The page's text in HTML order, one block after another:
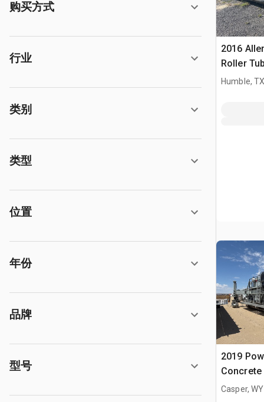
购买方式
行业
类别
类型
位置
年份
品牌
型号
2016
Roller
Humble,
2019
Concrete
Casper, WY